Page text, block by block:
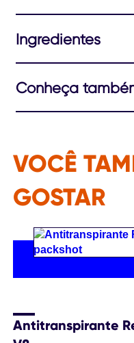
Ingredientes
Conheça
VOCÊ
GOSTAR
Antitranspirante